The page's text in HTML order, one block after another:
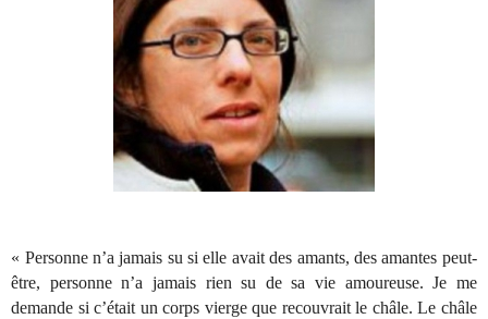
« Personne n’a jamais su si elle avait des amants, des amantes peut-
être, personne n’a jamais rien su de sa vie amoureuse. Je me
demande si c’était un corps vierge que recouvrait le châle. Le châle